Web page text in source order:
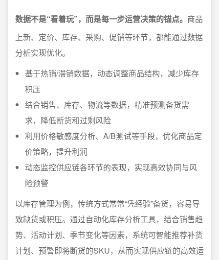
数据不是“看着玩”，而是每一步运营决策的锚点。 商品
上新、定价、库存、采购、促销等环节，都能通过数据
分析实现优化。
基于热销/滞销数据，动态调整商品结构，减少库存
积压
结合销售、库存、物流等数据，精准预测备货需
求，降低断货和过剩风险
利用价格敏感度分析、A/B测试等手段，优化商品定
价策略，提升利润
动态监控供应链各环节的表现，实现高效协同与风
险预警
以库存管理为例，传统方式常常“凭经验”备货，容易导
致缺货或积压。通过自动化库存分析工具，结合销售趋
势、活动计划、季节变化等因素，系统可智能推荐补货
计划、预警即将断货的SKU，从而实现供应链的高效运